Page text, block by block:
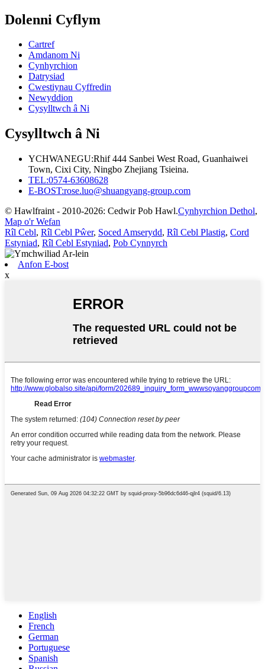
Dolenni Cyflym
Cartref
Amdanom Ni
Cynhyrchion
Datrysiad
Cwestiynau Cyffredin
Newyddion
Cysylltwch â Ni
Cysylltwch â Ni
YCHWANEGU:Rhif 444 Sanbei West Road, Guanhaiwei
Town, Cixi City, Ningbo Zhejiang Tsieina.
TEL:0574-63608628
E-BOST:rose.luo@shuangyang-group.com
© Hawlfraint - 2010-2026: Cedwir Pob Hawl.Cynhyrchion Dethol,
Map o'r Wefan
Rîl Cebl, Rîl Cebl Pŵer, Soced Amserydd, Rîl Cebl Plastig, Cord
Estyniad, Rîl Cebl Estyniad, Pob Cynnyrch
Anfon E-bost
x
English
French
German
Portuguese
Spanish